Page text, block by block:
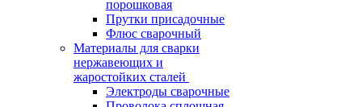
порошковая
Прутки присадочные
Флюс сварочный
Материалы для сварки
нержавеющих и
жаростойких сталей
Электроды сварочные